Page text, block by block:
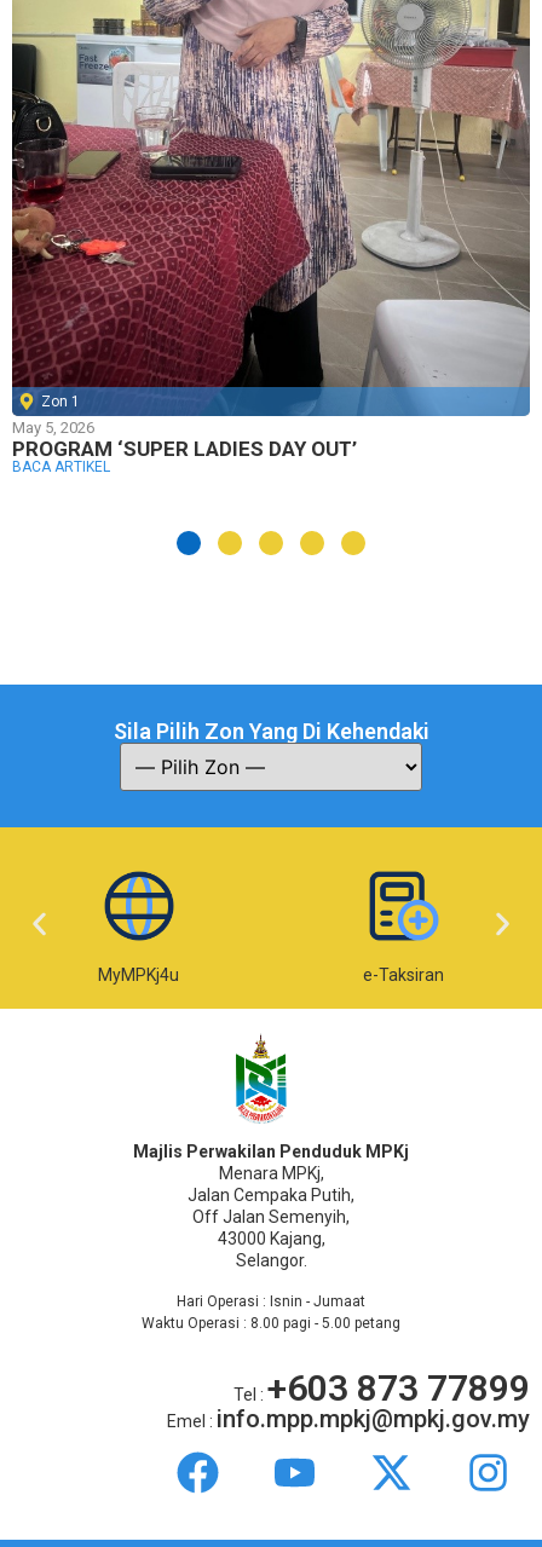
Zon 1
May 5, 2026
PROGRAM ‘SUPER LADIES DAY OUT’
BACA ARTIKEL
Sila Pilih Zon Yang Di Kehendaki
MyMPKj4u e-Taksiran
Majlis Perwakilan Penduduk MPKj
Menara MPKj,
Jalan Cempaka Putih,
Off Jalan Semenyih,
43000 Kajang,
Selangor.
Hari Operasi : Isnin - Jumaat
Waktu Operasi : 8.00 pagi - 5.00 petang
Tel : +603 873 77899
Emel : info.mpp.mpkj@mpkj.gov.my